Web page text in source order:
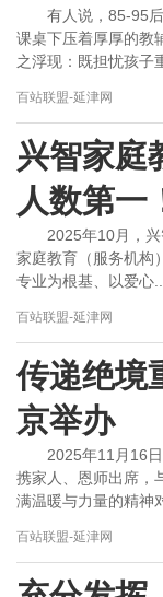
有人说，85-95
课桌下压着厚厚的教
之浮现：既担忧孩子
百站联盟-延津网
兴智家庭
人数第一
2025年10月，
家庭教育（服务机构
专业为根基、以爱心...
百站联盟-延津网
传递绝境
京举办
2025年11月16
携家人、恩师出席，
满温暖与力量的精神
百站联盟-延津网